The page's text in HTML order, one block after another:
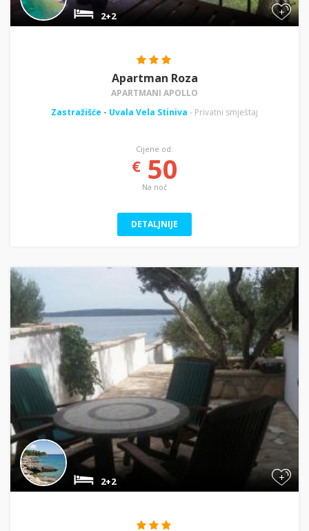
+
2+2
Apartman Roza
APARTMANI APOLLO
Zastražišće - Uvala Vela Stiniva - Privatni smještaj
Cijene od:
€50
Na noć
DETALJNIJE
+
2+2